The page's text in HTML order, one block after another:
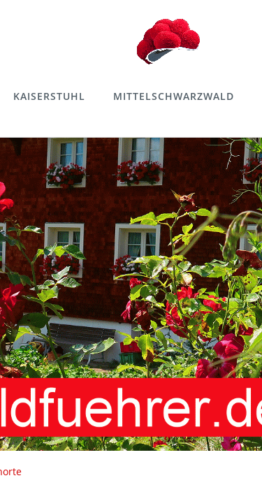
KAISERSTUHL MITTELSCHWARZWALD